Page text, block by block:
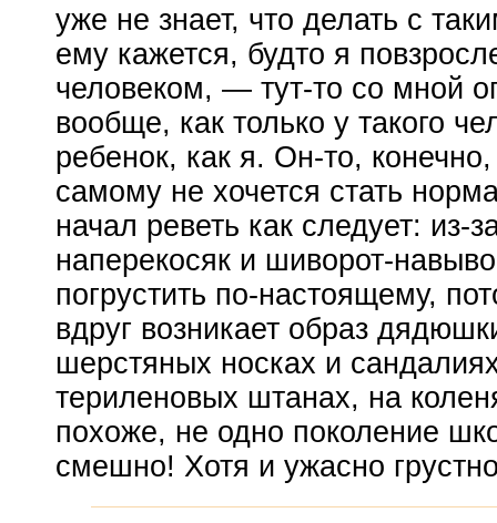
уже не знает, что делать с
ему кажется, будто я
человеком, — тут-то со мной
вообще, как только у такого
ребенок, как я. Он-то,
самому не хочется стать
начал реветь как следует: из-
наперекосяк и шиворот-
погрустить по-настоящему,
вдруг возникает образ
шерстяных носках и
териленовых штанах, на
похоже, не одно поколение
смешно! Хотя и ужасно